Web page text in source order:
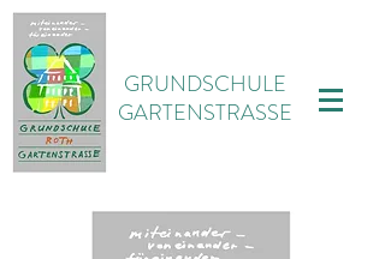
GRUNDSCHULE
GARTENSTRASSE